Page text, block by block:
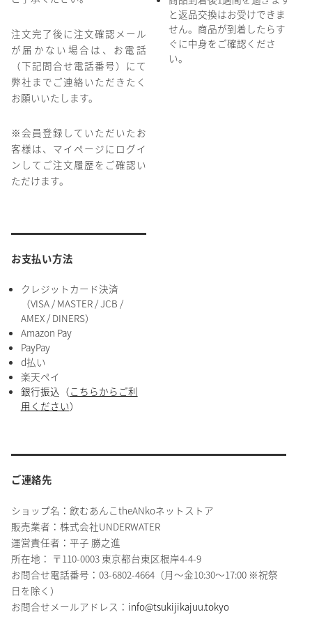
注文完了後に注文確認メール
が届かない場合は、お電話
（下記問合せ電話番号）にて
弊社までご連絡いただきたく
お願いいたします。
※会員登録していただいたお
客様は、マイページにログイ
ンしてご注文履歴をご確認い
ただけます。
お支払い方法
クレジットカード決済
（VISA / MASTER / JCB /
AMEX / DINERS）
Amazon Pay
PayPay
d払い
楽天ペイ
銀行振込（こちらからご利
用ください）
と返品交換はお受けできま
せん。商品が到着したらす
ぐに中身をご確認くださ
い。
ご連絡先
ショップ名：飲むあんこtheANkoネットストア
販売業者：株式会社UNDERWATER
運営責任者：平子 勝之進
所在地： 〒110-0003 東京都台東区根岸4-4-9
お問合せ電話番号：03-6802-4664（月〜金10:30〜17:00 ※祝祭
日を除く）
お問合せメールアドレス： info@tsukijikajuu.tokyo